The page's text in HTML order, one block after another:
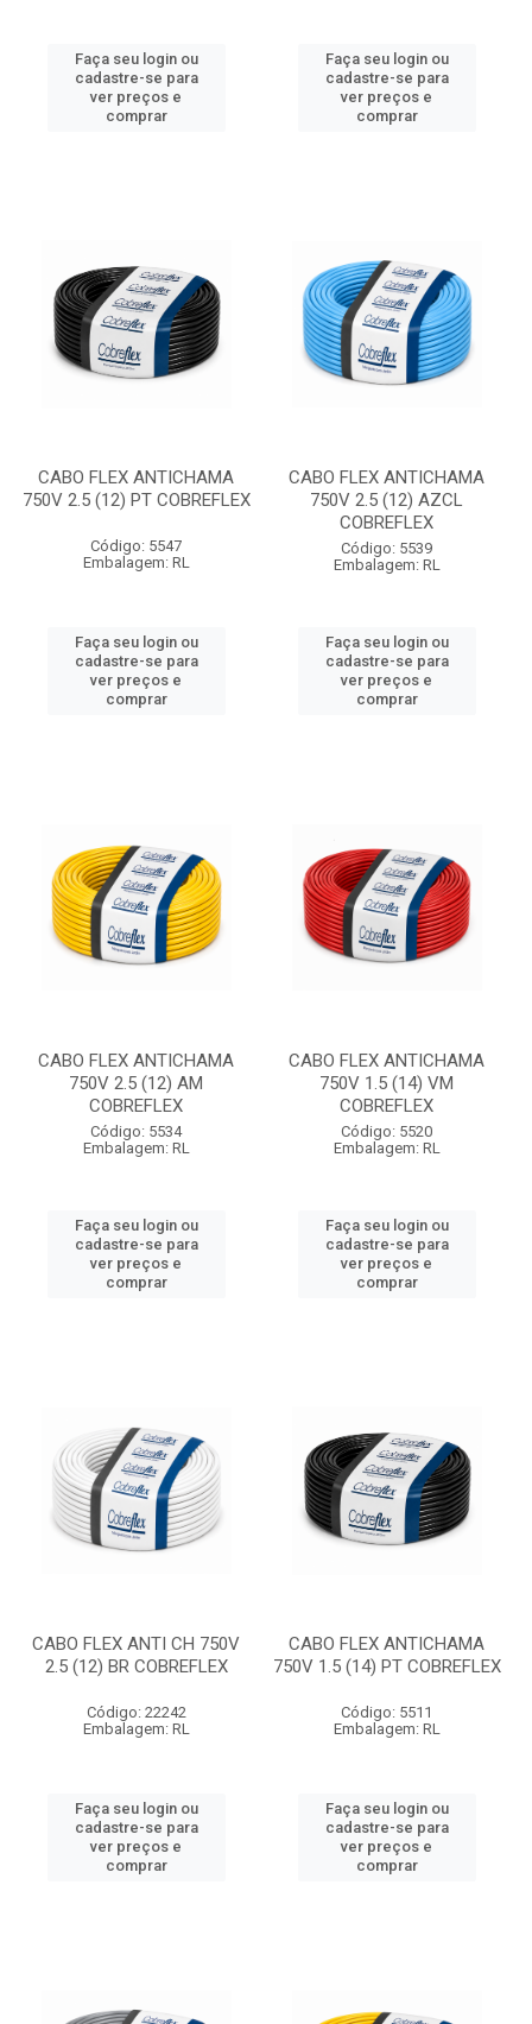
Faça seu login ou
cadastre-se para
ver preços e
comprar
Faça seu login ou
cadastre-se para
ver preços e
comprar
CABO FLEX ANTICHAMA
750V 2.5 (12) PT COBREFLEX
Código: 5547
Embalagem: RL
Faça seu login ou
cadastre-se para
ver preços e
comprar
CABO FLEX ANTICHAMA
750V 2.5 (12) AZCL
COBREFLEX
Código: 5539
Embalagem: RL
Faça seu login ou
cadastre-se para
ver preços e
comprar
CABO FLEX ANTICHAMA
750V 2.5 (12) AM
COBREFLEX
Código: 5534
Embalagem: RL
Faça seu login ou
cadastre-se para
ver preços e
comprar
CABO FLEX ANTICHAMA
750V 1.5 (14) VM
COBREFLEX
Código: 5520
Embalagem: RL
Faça seu login ou
cadastre-se para
ver preços e
comprar
CABO FLEX ANTI CH 750V
2.5 (12) BR COBREFLEX
Código: 22242
Embalagem: RL
Faça seu login ou
cadastre-se para
ver preços e
comprar
CABO FLEX ANTICHAMA
750V 1.5 (14) PT COBREFLEX
Código: 5511
Embalagem: RL
Faça seu login ou
cadastre-se para
ver preços e
comprar